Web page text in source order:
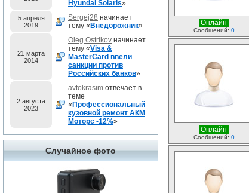
Hyundai Solaris»
5 апреля
2019
Sergej28 начинает
тему « Внедорожник»
21 марта
2014
Oleg Ostrikov начинает
тему «Visa &
MasterCard ввели
санкции против
Российских банков»
2 августа
2023
avtokrasim отвечает в
теме
« Профессиональный
кузовной ремонт АКМ
Моторс -12%»
Случайное фото
Онлайн
Сообщений: 0
Онлайн
Сообщений: 0